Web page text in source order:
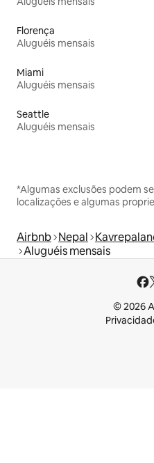
Florença
Aluguéis mensais
Miami
Aluguéis mensais
Seattle
Aluguéis mensais
*Algumas exclusões podem
localizações e algumas
Airbnb Nepal
Aluguéis mensais
© 2026